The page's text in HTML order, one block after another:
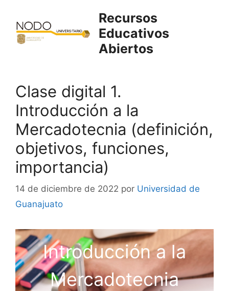
contenido
Recursos
Educativos
Abiertos
Clase digital 1.
Introducción a la
Mercadotecnia (definición,
objetivos, funciones,
importancia)
14 de diciembre de 2022 por Universidad de
Guanajuato
Introducción a la
Mercadotecnia